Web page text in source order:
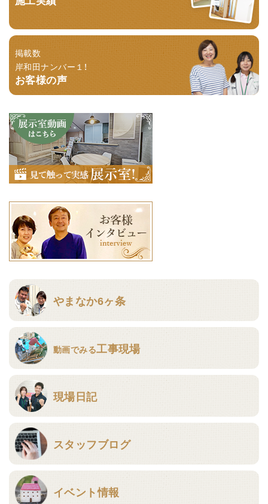
掲載数
岸和田ナンバー１！
お客様の声
やまなか6ヶ条
動画でみる工事現場
現場日記
スタッフブログ
イベント情報